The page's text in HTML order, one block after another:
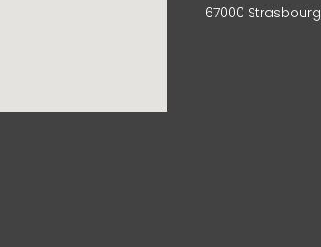
67000 Strasbourg